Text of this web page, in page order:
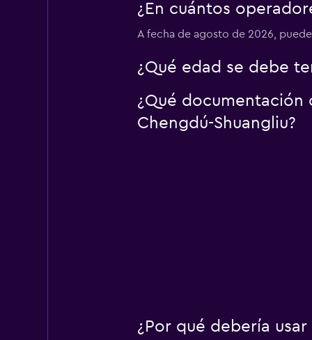
¿En cuántos
A fecha de agosto de 2026,
¿Qué edad se debe
¿Qué
Chengdú-Shuangliu?
¿Por qué debería